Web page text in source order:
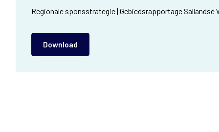
Regionale sponsstrategie | Gebiedsrapportage Sallandse
Download